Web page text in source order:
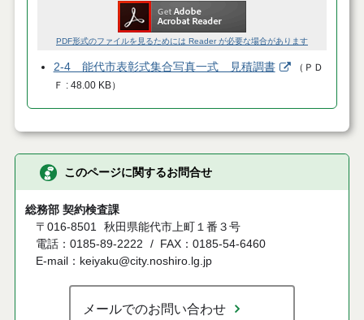
PDF形式のファイルを見るためには Reader が必要な場合があります
2-4 能代市表彰式集合写真一式 見積調書 （ ＰＤ
Ｆ
48.00 KB）
このページに関するお問合せ
総務部 契約検査課
〒016-8501 秋田県能代市上町１番３号
電話：0185-89-2222
FAX：0185-54-6460
E-mail：keiyaku@city.noshiro.lg.jp
メールでのお問い合わせ